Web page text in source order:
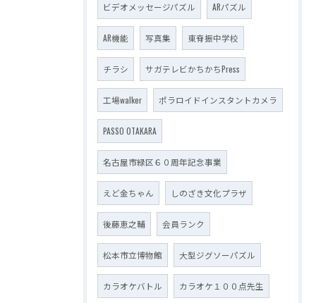
ビデオメッセージパズル ARパズル
AR機能 写真集 東脊振中学校
チラシ サガテレビかちかちPress
工場walker ポラロイドインスタントカメラ
PASSO OTAKARA
名古屋市緑区６０周年記念事業
えど金ちゃん しのざき文化プラザ
後藤恵之輔 会員ランク
松本市立博物館 大型ジグソーパズル
カラオケバトル カラオケ１００点先生